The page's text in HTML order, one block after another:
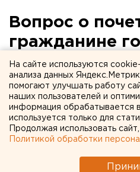
Вопрос о
гражданине
расколоть
На сайте используются
анализа данных
помогают улучшать работу
наших пользователей и
информация обрабатывается
используется только для
Продолжая использовать
Политикой обработки